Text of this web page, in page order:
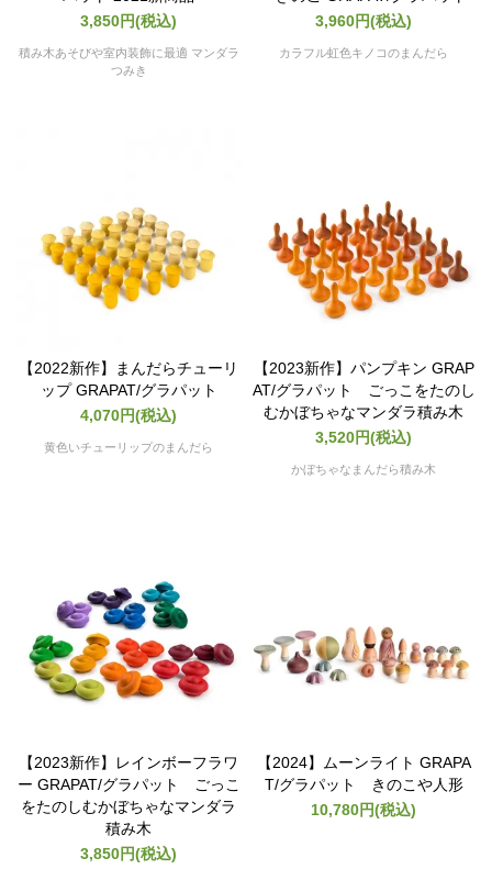
3,850円(税込)
積み木あそびや室内装飾に最適 マンダラ
つみき
3,960円(税込)
カラフル虹色キノコのまんだら
【2022新作】まんだらチューリ
ップ GRAPAT/グラパット
4,070円(税込)
黄色いチューリップのまんだら
【2023新作】パンプキン GRAP
AT/グラパット ごっこをたのし
むかぼちゃなマンダラ積み木
3,520円(税込)
かぼちゃなまんだら積み木
【2023新作】レインボーフラワ
ー GRAPAT/グラパット ごっこ
をたのしむかぼちゃなマンダラ
積み木
3,850円(税込)
【2024】ムーンライト GRAPA
T/グラパット きのこや人形
10,780円(税込)